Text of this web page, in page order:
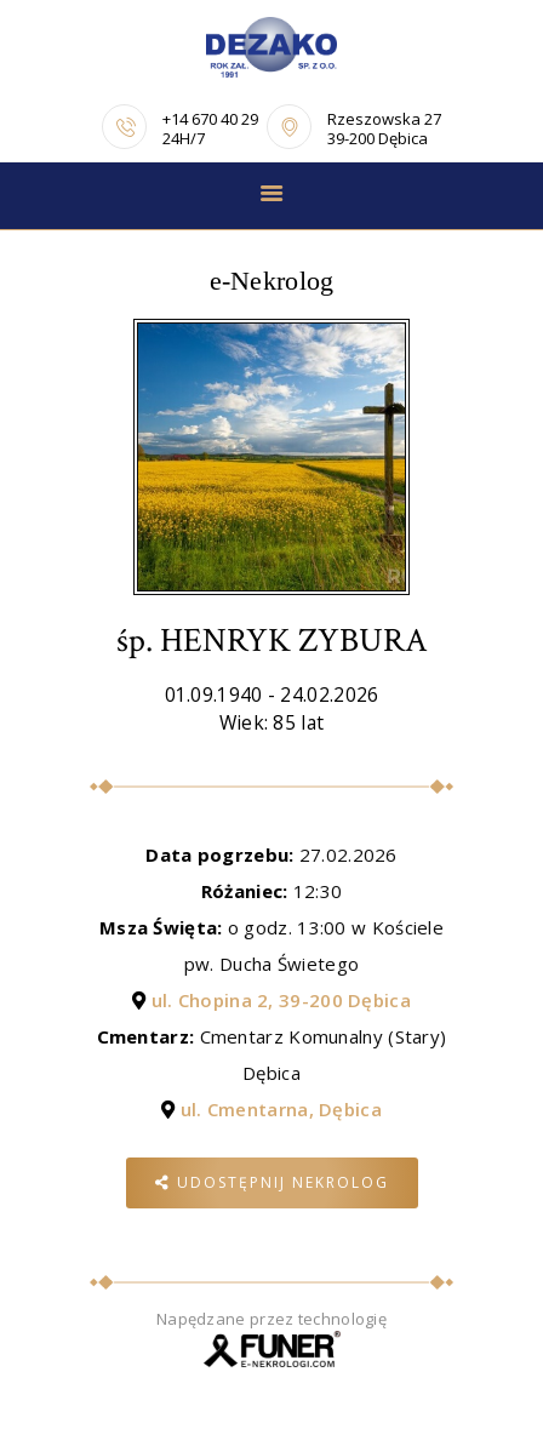
+14 670 40 29
24H/7
Rzeszowska 27
39-200 Dębica
STRONA GŁÓWNA
OFERTA
PORADNIK
POGRZEBOWY
OPINIE
KONTAKT
e-Nekrolog
śp. HENRYK ZYBURA
01.09.1940 - 24.02.2026
Wiek: 85 lat
Data pogrzebu: 27.02.2026
Różaniec: 12:30
Msza Święta: o godz. 13:00 w Kościele
pw. Ducha Świetego
ul. Chopina 2, 39-200 Dębica
Cmentarz: Cmentarz Komunalny (Stary)
Dębica
ul. Cmentarna, Dębica
UDOSTĘPNIJ NEKROLOG
Napędzane przez technologię